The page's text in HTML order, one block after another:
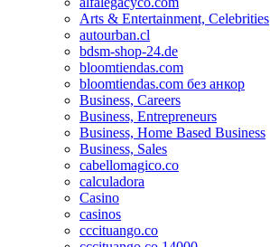
Arts & Entertainment, Celebrities
autourban.cl
bdsm-shop-24.de
bloomtiendas.com
bloomtiendas.com без анкор
Business, Careers
Business, Entrepreneurs
Business, Home Based Business
Business, Sales
cabellomagico.co
calculadora
Casino
casinos
cccituango.co